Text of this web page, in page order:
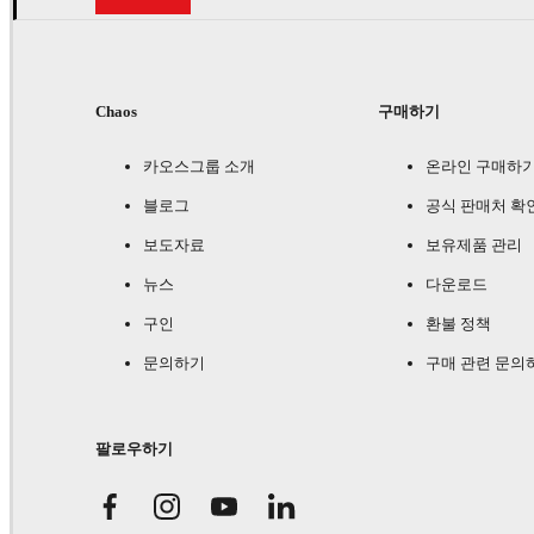
Chaos
카오스그룹 소개
블로그
보도자료
뉴스
구인
문의하기
구매하기
온라인 구매하
공식 판매처 확
보유제품 관리
다운로드
환불 정책
구매 관련 문의
팔로우하기